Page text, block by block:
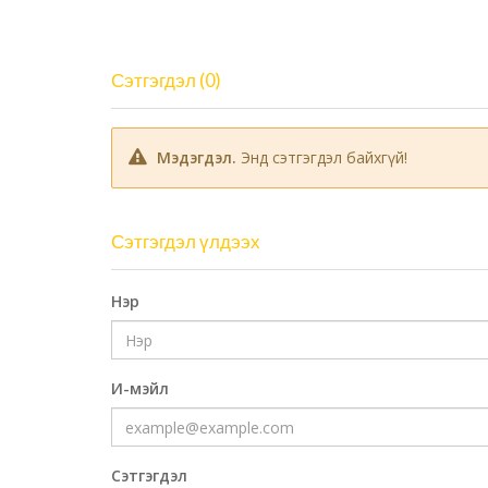
Сэтгэгдэл (0)
Мэдэгдэл. Энд сэтгэгдэл байхгүй!
Сэтгэгдэл үлдээх
Нэр
И-мэйл
Сэтгэгдэл